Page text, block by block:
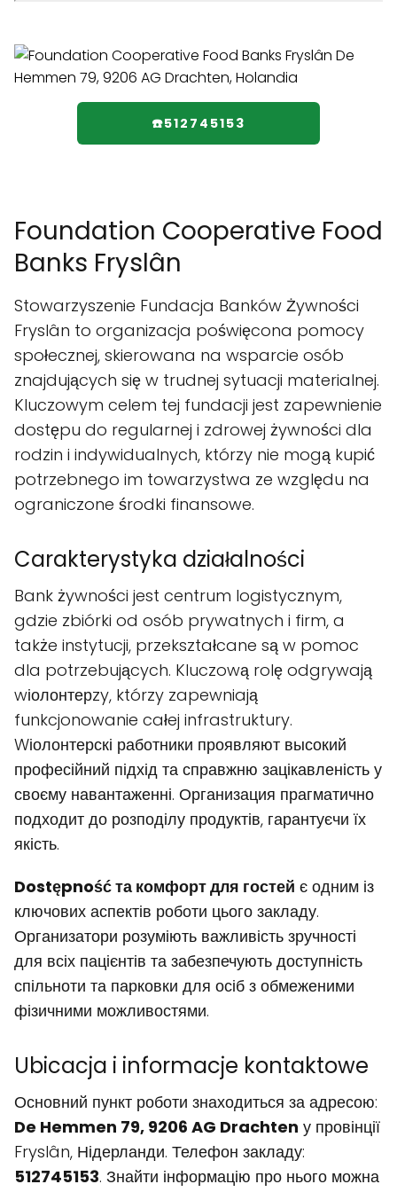
☎️512745153
Foundation Cooperative Food
Banks Fryslân
Stowarzyszenie Fundacja Banków Żywności
Fryslân to organizacja poświęcona pomocy
społecznej, skierowana na wsparcie osób
znajdujących się w trudnej sytuacji materialnej.
Kluczowym celem tej fundacji jest zapewnienie
dostępu do regularnej i zdrowej żywności dla
rodzin i indywidualnych, którzy nie mogą kupić
potrzebnego im towarzystwa ze względu na
ograniczone środki finansowe.
Carakterystyka działalności
Bank żywności jest centrum logistycznym,
gdzie zbiórki od osób prywatnych i firm, a
także instytucji, przekształcane są w pomoc
dla potrzebujących. Kluczową rolę odgrywają
wіолонтерzy, którzy zapewniają
funkcjonowanie całej infrastruktury.
Wіолонтерскі работники проявляют высокий
професійний підхід та справжню зацікавленість у
своєму навантаженні. Организация прагматично
подходит до розподілу продуктів, гарантуєчи їх
якість.
Dostępność та комфорт для гостей є одним із
ключових аспектів роботи цього закладу.
Организатори розуміють важливість зручності
для всіх пацієнтів та забезпечують доступність
спільноти та парковки для осіб з обмеженими
фізичними можливостями.
Ubicacja i informacje kontaktowe
Основний пункт роботи знаходиться за адресою:
De Hemmen 79, 9206 AG Drachten у провінції
Fryslân, Нідерланди. Телефон закладу:
512745153. Знайти інформацію про нього можна